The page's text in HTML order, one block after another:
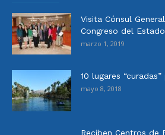
Visita Cónsul
Congreso del Estado
marzo 1, 2019
10 lugares
mayo 8, 2018
Reciben Centros de